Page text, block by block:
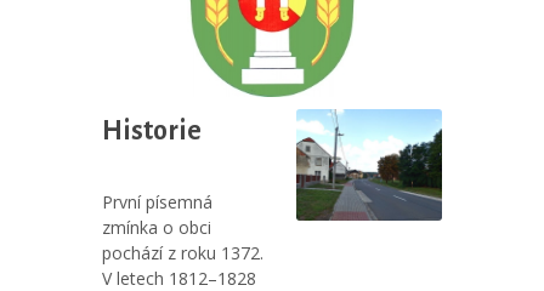
Historie
První písemná
zmínka o obci
pochází z roku 1372.
V letech 1812–1828